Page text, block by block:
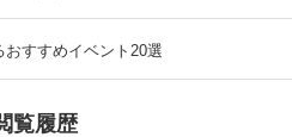
すすめイベント20選
覧履歴